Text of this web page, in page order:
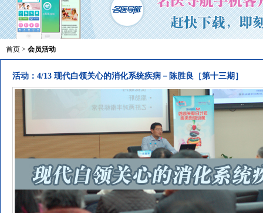
首页 > 会员活动
活动：4/13 现代白领关心的消化系统疾病－陈胜良［第十三期］